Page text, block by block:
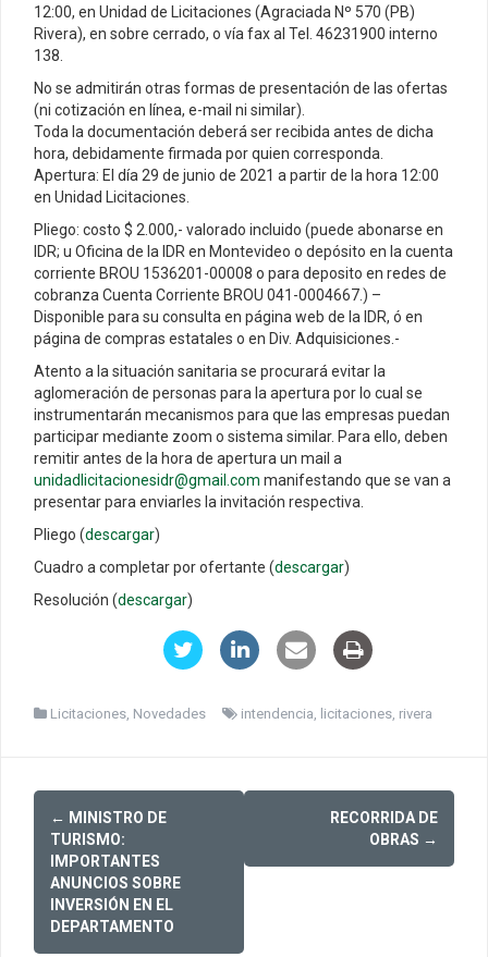
12:00, en Unidad de Licitaciones (Agraciada Nº 570 (PB)
Rivera), en sobre cerrado, o vía fax al Tel. 46231900 interno
138.
No se admitirán otras formas de presentación de las ofertas
(ni cotización en línea, e-mail ni similar).
Toda la documentación deberá ser recibida antes de dicha
hora, debidamente firmada por quien corresponda.
Apertura: El día 29 de junio de 2021 a partir de la hora 12:00
en Unidad Licitaciones.
Pliego: costo $ 2.000,- valorado incluido (puede abonarse en
IDR; u Oficina de la IDR en Montevideo o depósito en la cuenta
corriente BROU 1536201-00008 o para deposito en redes de
cobranza Cuenta Corriente BROU 041-0004667.) –
Disponible para su consulta en página web de la IDR, ó en
página de compras estatales o en Div. Adquisiciones.-
Atento a la situación sanitaria se procurará evitar la
aglomeración de personas para la apertura por lo cual se
instrumentarán mecanismos para que las empresas puedan
participar mediante zoom o sistema similar. Para ello, deben
remitir antes de la hora de apertura un mail a
unidadlicitacionesidr@gmail.com manifestando que se van a
presentar para enviarles la invitación respectiva.
Pliego (descargar)
Cuadro a completar por ofertante (descargar)
Resolución (descargar)
Licitaciones Novedades intendencia licitaciones rivera
Post
navigation
← MINISTRO DE
TURISMO:
IMPORTANTES
ANUNCIOS SOBRE
INVERSIÓN EN EL
DEPARTAMENTO
RECORRIDA DE
OBRAS →